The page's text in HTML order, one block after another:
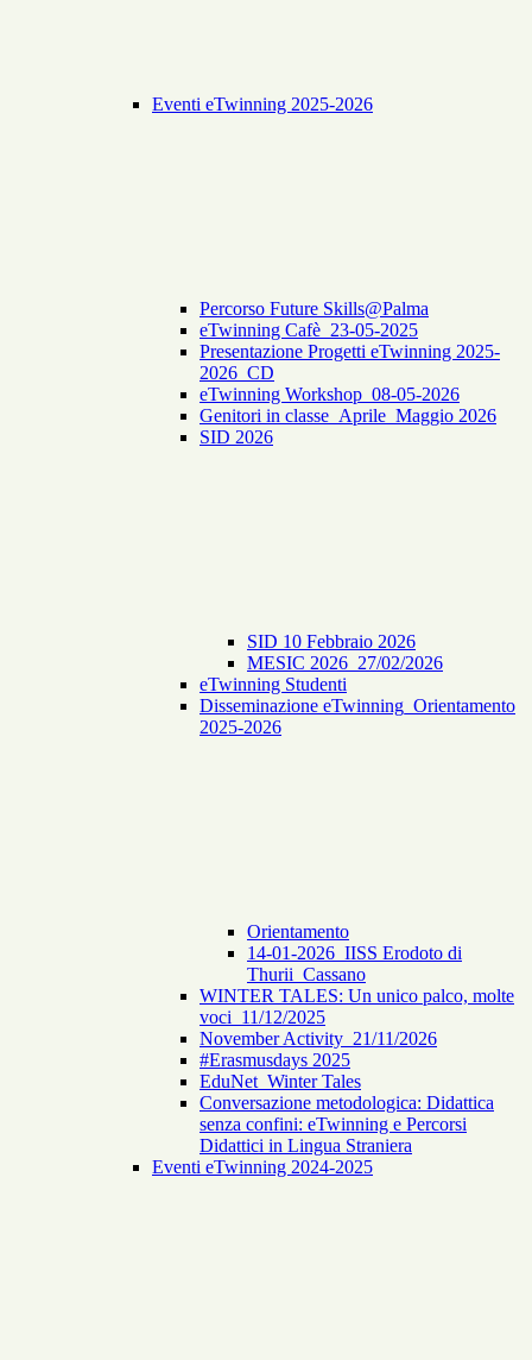
Eventi eTwinning 2025-2026
Percorso Future Skills@Palma
eTwinning Cafè_23-05-2025
Presentazione Progetti eTwinning 2025-
2026_CD
eTwinning Workshop_08-05-2026
Genitori in classe_Aprile_Maggio 2026
SID 2026
SID 10 Febbraio 2026
MESIC 2026_27/02/2026
eTwinning Studenti
Disseminazione eTwinning_Orientamento
2025-2026
Orientamento
14-01-2026_IISS Erodoto di
Thurii_Cassano
WINTER TALES: Un unico palco, molte
voci_11/12/2025
November Activity_21/11/2026
#Erasmusdays 2025
EduNet_Winter Tales
Conversazione metodologica: Didattica
senza confini: eTwinning e Percorsi
Didattici in Lingua Straniera
Eventi eTwinning 2024-2025